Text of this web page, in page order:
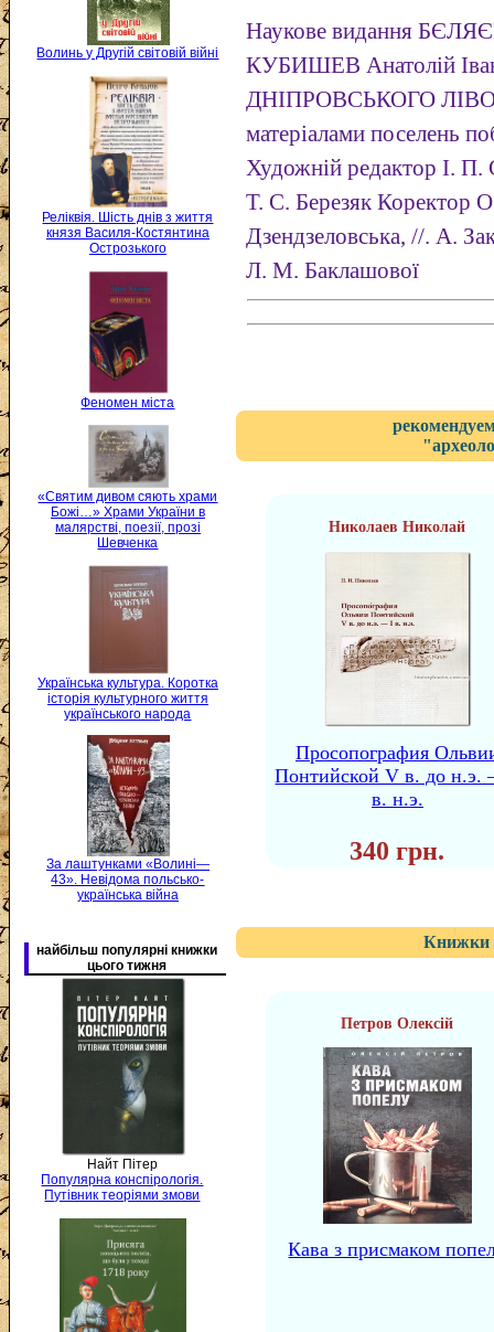
Волинь у Другій світовій війні
Реліквія. Шість днів з життя
князя Василя-Костянтина
Острозького
Феномен міста
«Святим дивом сяють храми
Божі…» Храми України в
малярстві, поезії, прозі
Шевченка
Українська культура. Коротка
історія культурного життя
українського народа
За лаштунками «Волині—
43». Невідома польсько-
українська війна
найбільш популярні книжки
цього тижня
Найт Пітер
Популярна конспірологія.
Путівник теоріями змови
Наукове видання
КУБИШЕВ Анатолій
ДНІПРОВСЬКОГО
матеріалами поселень
Художній редактор І. П.
Т. С. Березяк Коректор
Дзендзеловська, //. А.
Л. М. Баклашової
Николаев Николай
Просопография
Понтийской V в. до
в. н.э.
340 грн.
Книжки
Петров Олексій
Кава з присмаком